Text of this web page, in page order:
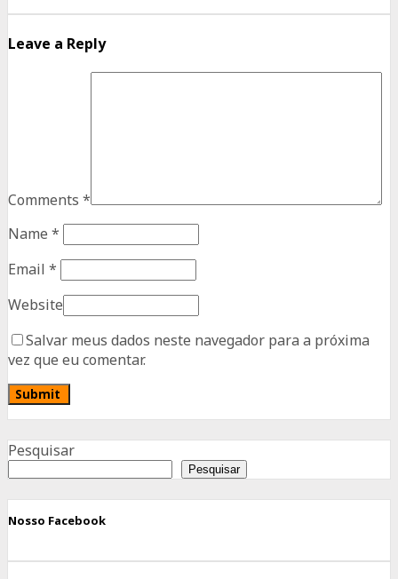
Leave a Reply
Comments *
Name *
Email *
Website
Salvar meus dados neste navegador para a próxima
vez que eu comentar.
Pesquisar
Pesquisar
Nosso Facebook